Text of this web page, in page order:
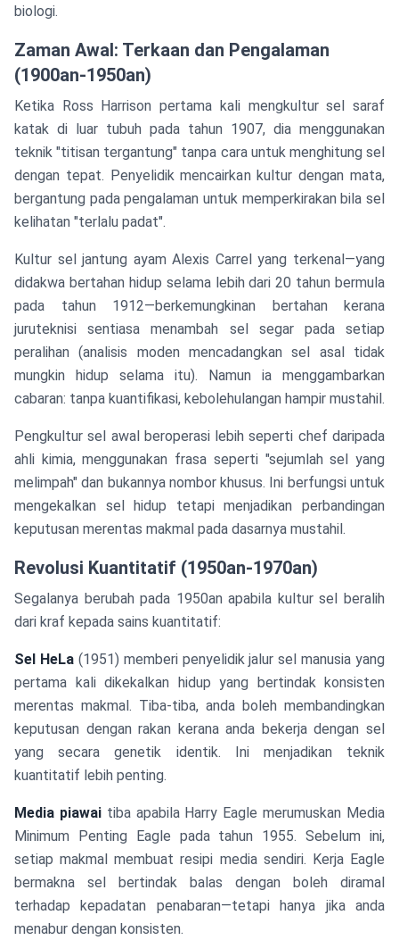
biologi.
Zaman Awal: Terkaan dan Pengalaman
(1900an-1950an)
Ketika Ross Harrison pertama kali mengkultur sel saraf
katak di luar tubuh pada tahun 1907, dia menggunakan
teknik "titisan tergantung" tanpa cara untuk menghitung sel
dengan tepat. Penyelidik mencairkan kultur dengan mata,
bergantung pada pengalaman untuk memperkirakan bila sel
kelihatan "terlalu padat".
Kultur sel jantung ayam Alexis Carrel yang terkenal—yang
didakwa bertahan hidup selama lebih dari 20 tahun bermula
pada tahun 1912—berkemungkinan bertahan kerana
juruteknisi sentiasa menambah sel segar pada setiap
peralihan (analisis moden mencadangkan sel asal tidak
mungkin hidup selama itu). Namun ia menggambarkan
cabaran: tanpa kuantifikasi, kebolehulangan hampir mustahil.
Pengkultur sel awal beroperasi lebih seperti chef daripada
ahli kimia, menggunakan frasa seperti "sejumlah sel yang
melimpah" dan bukannya nombor khusus. Ini berfungsi untuk
mengekalkan sel hidup tetapi menjadikan perbandingan
keputusan merentas makmal pada dasarnya mustahil.
Revolusi Kuantitatif (1950an-1970an)
Segalanya berubah pada 1950an apabila kultur sel beralih
dari kraf kepada sains kuantitatif:
Sel HeLa(1951) memberi penyelidik jalur sel manusia yang
pertama kali dikekalkan hidup yang bertindak konsisten
merentas makmal. Tiba-tiba, anda boleh membandingkan
keputusan dengan rakan kerana anda bekerja dengan sel
yang secara genetik identik. Ini menjadikan teknik
kuantitatif lebih penting.
Media piawaitiba apabila Harry Eagle merumuskan Media
Minimum Penting Eagle pada tahun 1955. Sebelum ini,
setiap makmal membuat resipi media sendiri. Kerja Eagle
bermakna sel bertindak balas dengan boleh diramal
terhadap kepadatan penabaran—tetapi hanya jika anda
menabur dengan konsisten.